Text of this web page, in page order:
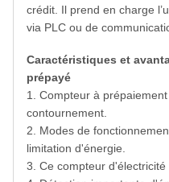
crédit. Il prend en charge
via PLC ou de
Caractéristiques et
prépayé
1. Compteur à
contournement.
2. Modes de
limitation d'énergie.
3. Ce compteur